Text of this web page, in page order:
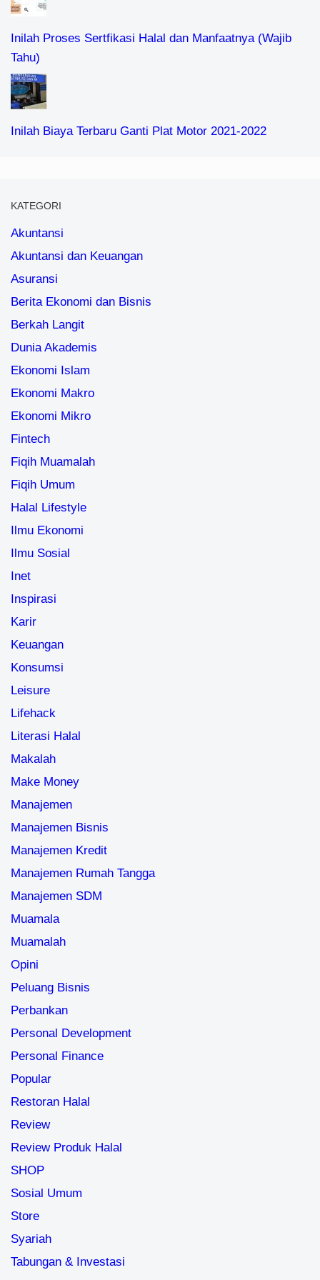
Inilah Proses Sertfikasi Halal dan Manfaatnya (Wajib
Tahu)
Inilah Biaya Terbaru Ganti Plat Motor 2021-2022
KATEGORI
Akuntansi
Akuntansi dan Keuangan
Asuransi
Berita Ekonomi dan Bisnis
Berkah Langit
Dunia Akademis
Ekonomi Islam
Ekonomi Makro
Ekonomi Mikro
Fintech
Fiqih Muamalah
Fiqih Umum
Halal Lifestyle
Ilmu Ekonomi
Ilmu Sosial
Inet
Inspirasi
Karir
Keuangan
Konsumsi
Leisure
Lifehack
Literasi Halal
Makalah
Make Money
Manajemen
Manajemen Bisnis
Manajemen Kredit
Manajemen Rumah Tangga
Manajemen SDM
Muamala
Muamalah
Opini
Peluang Bisnis
Perbankan
Personal Development
Personal Finance
Popular
Restoran Halal
Review
Review Produk Halal
SHOP
Sosial Umum
Store
Syariah
Tabungan & Investasi